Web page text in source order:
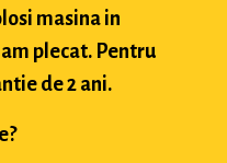
masina in
plecat. Pentru
de 2 ani.